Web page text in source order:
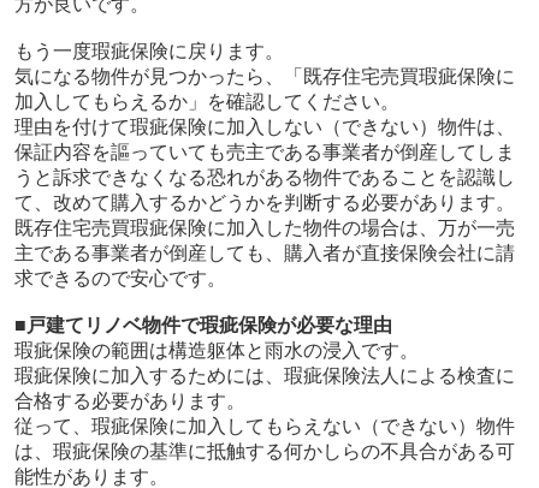
もう一度瑕疵保険に戻ります。
気になる物件が見つかったら、「既存住宅売買瑕疵保険に
加入してもらえるか」を確認してください。
理由を付けて瑕疵保険に加入しない（できない）物件は、
保証内容を謳っていても売主である事業者が倒産してしま
うと訴求できなくなる恐れがある物件であることを認識し
て、改めて購入するかどうかを判断する必要があります。
既存住宅売買瑕疵保険に加入した物件の場合は、万が一売
主である事業者が倒産しても、購入者が直接保険会社に請
求できるので安心です。
■戸建てリノベ物件で瑕疵保険が必要な理由
瑕疵保険の範囲は構造躯体と雨水の浸入です。
瑕疵保険に加入するためには、瑕疵保険法人による検査に
合格する必要があります。
従って、瑕疵保険に加入してもらえない（できない）物件
は、瑕疵保険の基準に抵触する何かしらの不具合がある可
能性があります。